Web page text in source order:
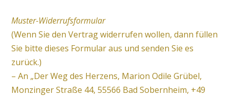
Muster-Widerrufsformular
(Wenn Sie den Vertrag widerrufen wollen, dann füllen
Sie bitte dieses Formular aus und senden Sie es
zurück.)
– An „Der Weg des Herzens, Marion Odile Grübel,
Monzinger Straße 44, 55566 Bad Sobernheim, +49